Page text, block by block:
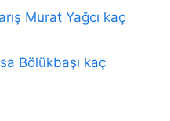
Murat Yağcı kaç
Bölükbaşı kaç